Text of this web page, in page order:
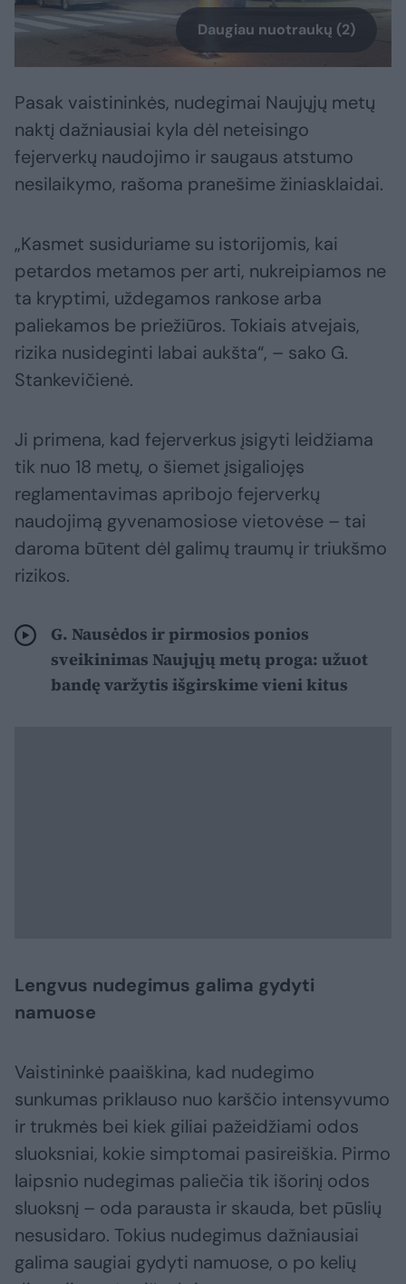
Daugiau nuotraukų (2)
Pasak vaistininkės, nudegimai Naujųjų metų
naktį dažniausiai kyla dėl neteisingo
fejerverkų naudojimo ir saugaus atstumo
nesilaikymo, rašoma pranešime žiniasklaidai.
„Kasmet susiduriame su istorijomis, kai
petardos metamos per arti, nukreipiamos ne
ta kryptimi, uždegamos rankose arba
paliekamos be priežiūros. Tokiais atvejais,
rizika nusideginti labai aukšta“, – sako G.
Stankevičienė.
Ji primena, kad fejerverkus įsigyti leidžiama
tik nuo 18 metų, o šiemet įsigaliojęs
reglamentavimas apribojo fejerverkų
naudojimą gyvenamosiose vietovėse – tai
daroma būtent dėl galimų traumų ir triukšmo
rizikos.
G. Nausėdos ir pirmosios ponios
sveikinimas Naujųjų metų proga: užuot
bandę varžytis išgirskime vieni kitus
Lengvus nudegimus galima gydyti
namuose
Vaistininkė paaiškina, kad nudegimo
sunkumas priklauso nuo karščio intensyvumo
ir trukmės bei kiek giliai pažeidžiami odos
sluoksniai, kokie simptomai pasireiškia. Pirmo
laipsnio nudegimas paliečia tik išorinį odos
sluoksnį – oda parausta ir skauda, bet pūslių
nesusidaro. Tokius nudegimus dažniausiai
galima saugiai gydyti namuose, o po kelių